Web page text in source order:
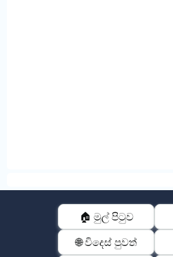
🏠 මුල් පිටුව
🌐 විදෙස් පුවත්